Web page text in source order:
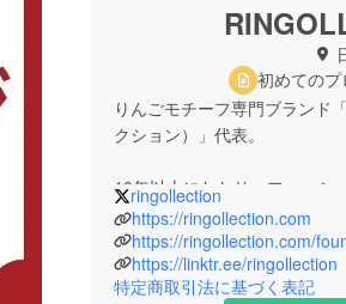
初めての
りんごモチーフ専門ブランド
クション）」代表。
10年以上にわたり、ファッシ
ルの商品企画・買い付けに携
けば20年以上、りんごモチー
過ごしてきました。
ringollection
https://ringollection.com
https://ringollection.com/
https://linktr.ee/ringollection
特定商取引法に基づく表記